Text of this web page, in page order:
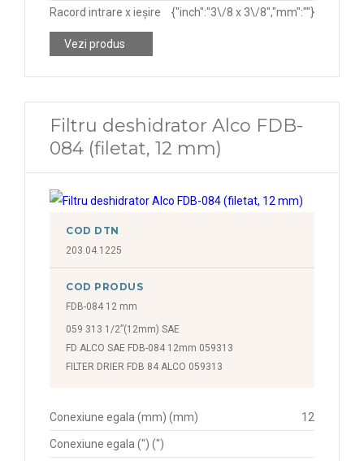
Racord intrare x ieșire
{"inch":"3\/8 x 3\/8","mm":""}
Vezi produs
Filtru deshidrator Alco FDB-
084 (filetat, 12 mm)
COD DTN
203.04.1225
COD PRODUS
FDB-084 12 mm
059 313 1/2”(12mm) SAE
FD ALCO SAE FDB-084 12mm 059313
FILTER DRIER FDB 84 ALCO 059313
Conexiune egala (mm) (mm) 12
Conexiune egala (") (")